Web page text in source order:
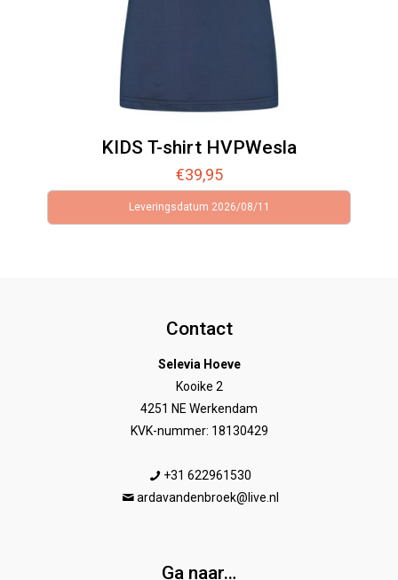
KIDS T-shirt HVPWesla
€39,95
Leveringsdatum 2026/08/11
Contact
Selevia Hoeve
Kooike 2
4251 NE Werkendam
KVK-nummer: 18130429
+31 622961530
ardavandenbroek@live.nl
Ga naar…